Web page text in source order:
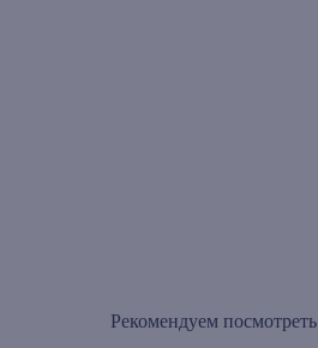
Рекомендуем посмотреть